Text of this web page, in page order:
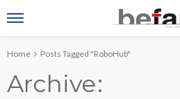
Home Posts Tagged "RoboHub"
Archive